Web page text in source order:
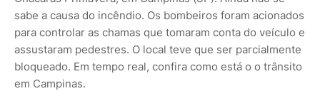
sabe a causa do incêndio. Os bombeiros foram acionados
para controlar as chamas que tomaram conta do veículo e
assustaram pedestres. O local teve que ser parcialmente
bloqueado. Em tempo real, confira como está o o trânsito
em Campinas.